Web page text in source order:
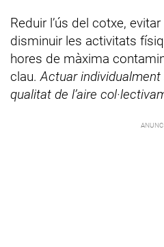
Reduir l’ús del cotxe,
disminuir les activitats
hores de màxima
clau.Actuar
qualitat de l’aire